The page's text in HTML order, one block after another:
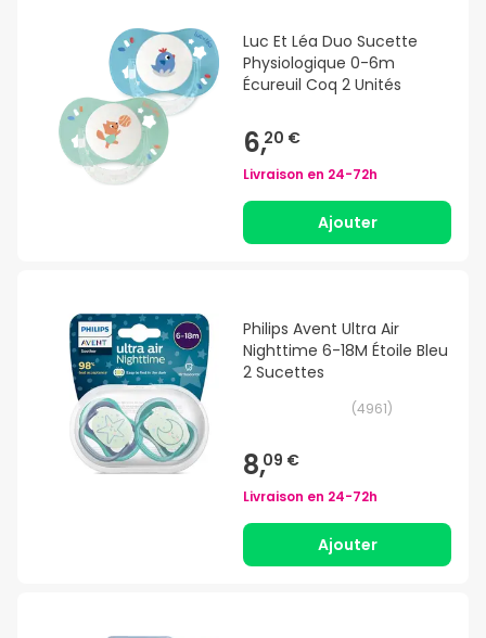
Luc Et Léa Duo Sucette
Physiologique 0-6m
Écureuil Coq 2 Unités
6,20 €
Livraison en 24-72h
Ajouter
Philips Avent Ultra Air
Nighttime 6-18M Étoile Bleu
2 Sucettes
(4961)
8,09 €
Livraison en 24-72h
Ajouter